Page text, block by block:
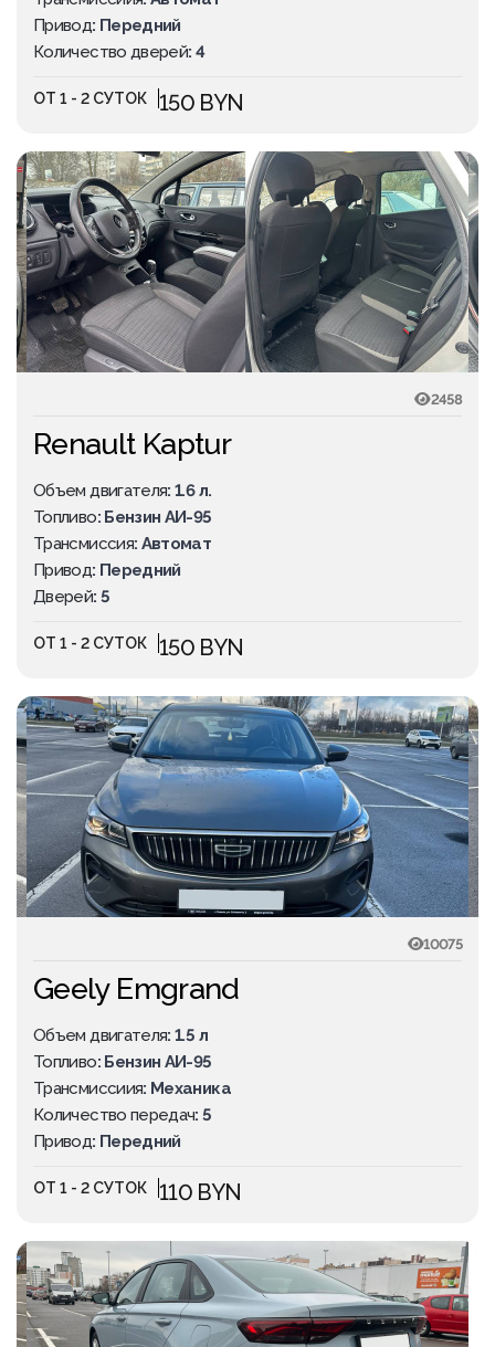
Привод: Передний
Количество дверей: 4
ОТ 1 - 2 СУТОК 150 BYN
ПОПУЛЯРНОЕ
2458
Renault Kaptur
Объем двигателя: 1.6 л.
Топливо: Бензин АИ-95
Трансмиссия: Автомат
Привод: Передний
Дверей: 5
ОТ 1 - 2 СУТОК 150 BYN
ПОПУЛЯРНОЕ
10075
Geely Emgrand
Объем двигателя: 1.5 л
Топливо: Бензин АИ-95
Трансмиссиия: Механика
Количество передач: 5
Привод: Передний
ОТ 1 - 2 СУТОК 110 BYN